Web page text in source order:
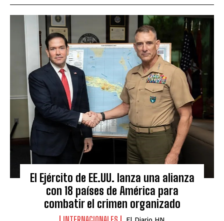
El Ejército de EE.UU. lanza una alianza
con 18 países de América para
combatir el crimen organizado